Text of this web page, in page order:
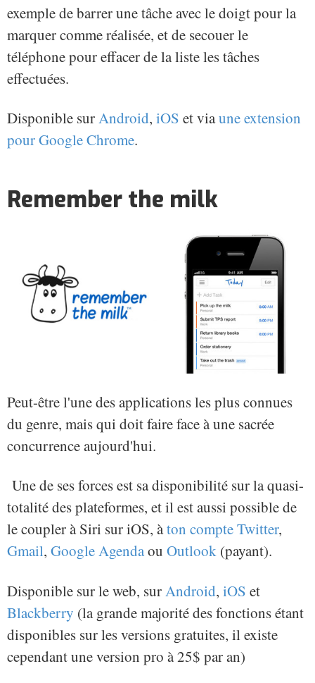
exemple de barrer une tâche avec le doigt pour la
marquer comme réalisée, et de secouer le
téléphone pour effacer de la liste les tâches
effectuées.
Disponible surAndroid, iOS et viaune extension
pour Google Chrome.
Remember the milk
Peut-être l'une des applications les plus connues
du genre, mais qui doit faire face à une sacrée
concurrence aujourd'hui.
Une de ses forces est sa disponibilité sur la quasi-
totalité des plateformes, et il est aussi possible de
le coupler à Siri sur iOS, àton compte Twitter,
Gmail, Google Agendaou Outlook (payant).
Disponible sur le web, surAndroid, iOS et
Blackberry (la grande majorité des fonctions étant
disponibles sur les versions gratuites, il existe
cependant une version pro à 25$ par an)